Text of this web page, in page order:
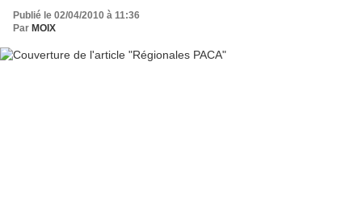
Publié le 02/04/2010 à 11:36
Par MOIX